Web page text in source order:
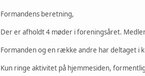
Formandens beretning,
Der er afholdt 4 møder i foreningsåret.
Formanden og en række andre har deltaget i
Kun ringe aktivitet på hjemmesiden,